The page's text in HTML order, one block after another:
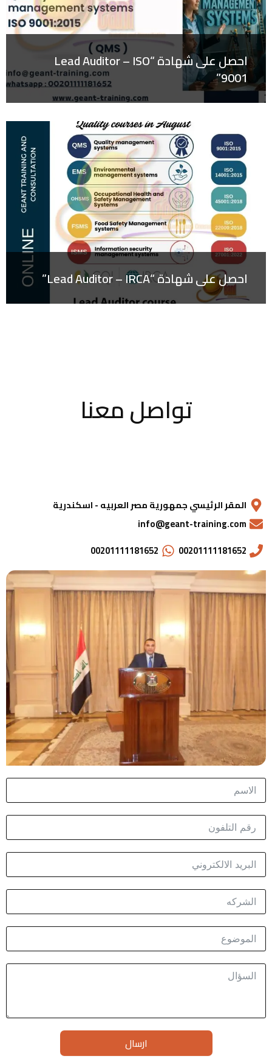
احصل على شهادة “Lead Auditor – ISO
9001”
احصل على شهادة “Lead Auditor – IRCA”
تواصل معنا
المقر الرئيسي جمهورية مصر العربيه - اسكندرية
info@geant-training.com
00201111181652
00201111181652
ارسال